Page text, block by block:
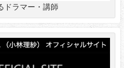
ドラマー・講師